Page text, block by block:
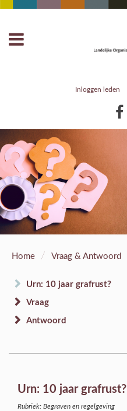
Inloggen leden
Home / Vraag & Antwoord
Urn: 10 jaar grafrust?
Vraag
Antwoord
Urn: 10 jaar grafrust?
Rubriek: Begraven en regelgeving